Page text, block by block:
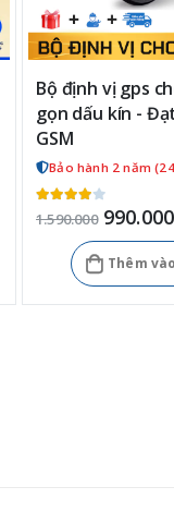
Bộ định vị gps
gọn dấu kín -
GSM
Bảo hành 2 năm
1.590.000 990.000
Thêm